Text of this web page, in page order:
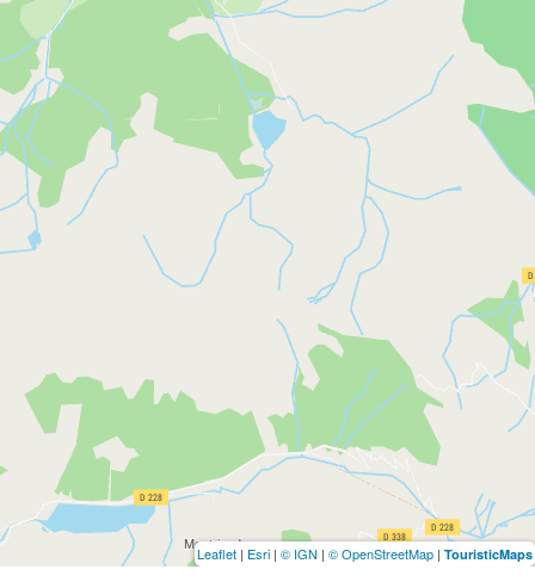
Leaflet | Esri | © IGN | © OpenStreetMap | TouristicMaps